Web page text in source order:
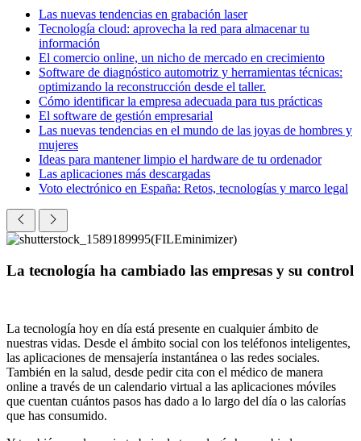
Las nuevas tendencias en grabación laser
Tecnología cloud: aprovecha la red para almacenar tu
información
El comercio online, un nicho de mercado en crecimiento
Software de diagnóstico automotriz y herramientas técnicas:
optimizando la reconstrucción desde el taller.
Cómo identificar la empresa adecuada para tus prácticas
El software de gestión empresarial
Las nuevas tendencias en el mundo de las joyas de hombres y
mujeres
Ideas para mantener limpio el hardware de tu ordenador
Las aplicaciones más descargadas
Voto electrónico en España: Retos, tecnologías y marco legal
La tecnología ha cambiado las empresas y su control
La tecnología hoy en día está presente en cualquier ámbito de
nuestras vidas. Desde el ámbito social con los teléfonos inteligentes,
las aplicaciones de mensajería instantánea o las redes sociales.
También en la salud, desde pedir cita con el médico de manera
online a través de un calendario virtual a las aplicaciones móviles
que cuentan cuántos pasos has dado a lo largo del día o las calorías
que has consumido.